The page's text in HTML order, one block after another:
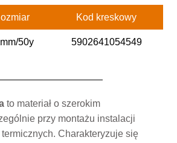
Kod kreskowy
50y 5902641054549
to materiał o szerokim
przy montażu instalacji
Charakteryzuje się